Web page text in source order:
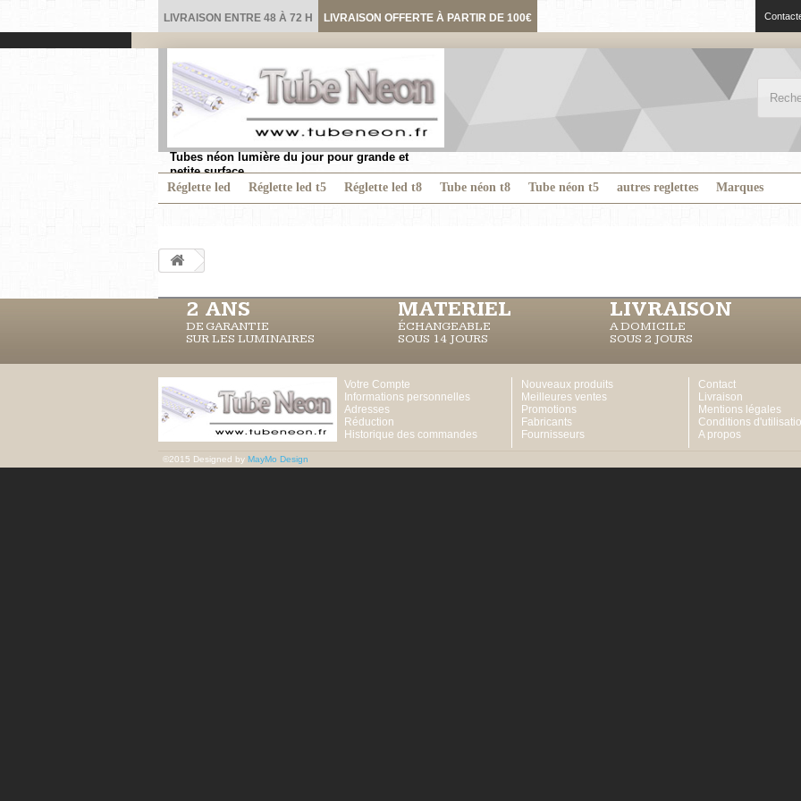
LIVRAISON ENTRE 48 À 72 H LIVRAISON OFFERTE À PARTIR DE 100€
Tubes néon lumière du jour pour grande et
petite surface.
Réglette led
Réglette led t5 Réglette led t8 Tube néon t8 Tube néon t5 autres reglettes Marques
2 ANS
DE GARANTIE
SUR LES LUMINAIRES
MATERIEL
ÉCHANGEABLE
SOUS 14 JOURS
LIVRAISON
A DOMICILE
SOUS 2 JOURS
Votre Compte
Informations personnelles
Adresses
Réduction
Historique des commandes
Nouveaux produits
Meilleures ventes
Promotions
Fabricants
Fournisseurs
Contact
Livraison
Mentions légales
Conditions
A propos
©2015 Designed by MayMo Design